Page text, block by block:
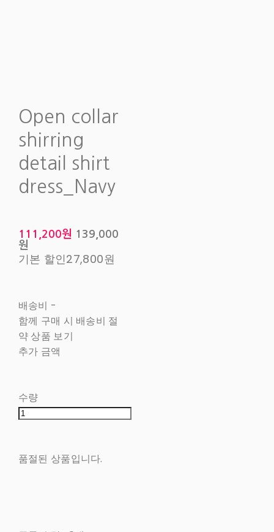
Open collar
shirring
detail shirt
dress_Navy
111,200원 139,000
원
기본 할인27,800원
배송비 -
함께 구매 시 배송비 절
약 상품 보기
추가 금액
수량
품절된 상품입니다.